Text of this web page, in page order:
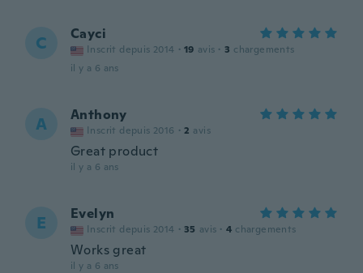
C Cayci
Inscrit depuis 2014 · 19 avis · 3 chargements
il y a 6 ans
A Anthony
Inscrit depuis 2016 · 2 avis
Great product
il y a 6 ans
E Evelyn
Inscrit depuis 2014 · 35 avis · 4 chargements
Works great
il y a 6 ans